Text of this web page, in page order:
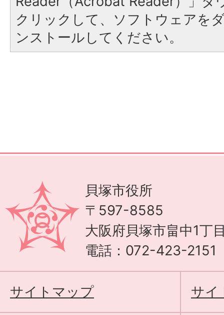
クリックして、ソフトウェアを
ンストールしてください。
貝塚市役所
〒597-8585
大阪府貝塚市畠中1丁
電話：072-423-2151
サイトマップ サイ